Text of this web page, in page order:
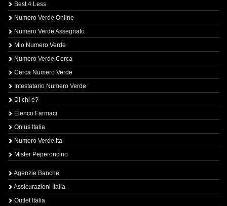
Best 4 Less
Numero Verde Online
Numero Verde Assegnato
Mio Numero Verde
Numero Verde Cerca
Cerca Numero Verde
Intestatario Numero Verde
Di chi è?
Elenco Farmaci
Onlus Italia
Numero Verde Ita
Mister Peperoncino
Agenzie Banche
Assicurazioni Italia
Outlet Italia